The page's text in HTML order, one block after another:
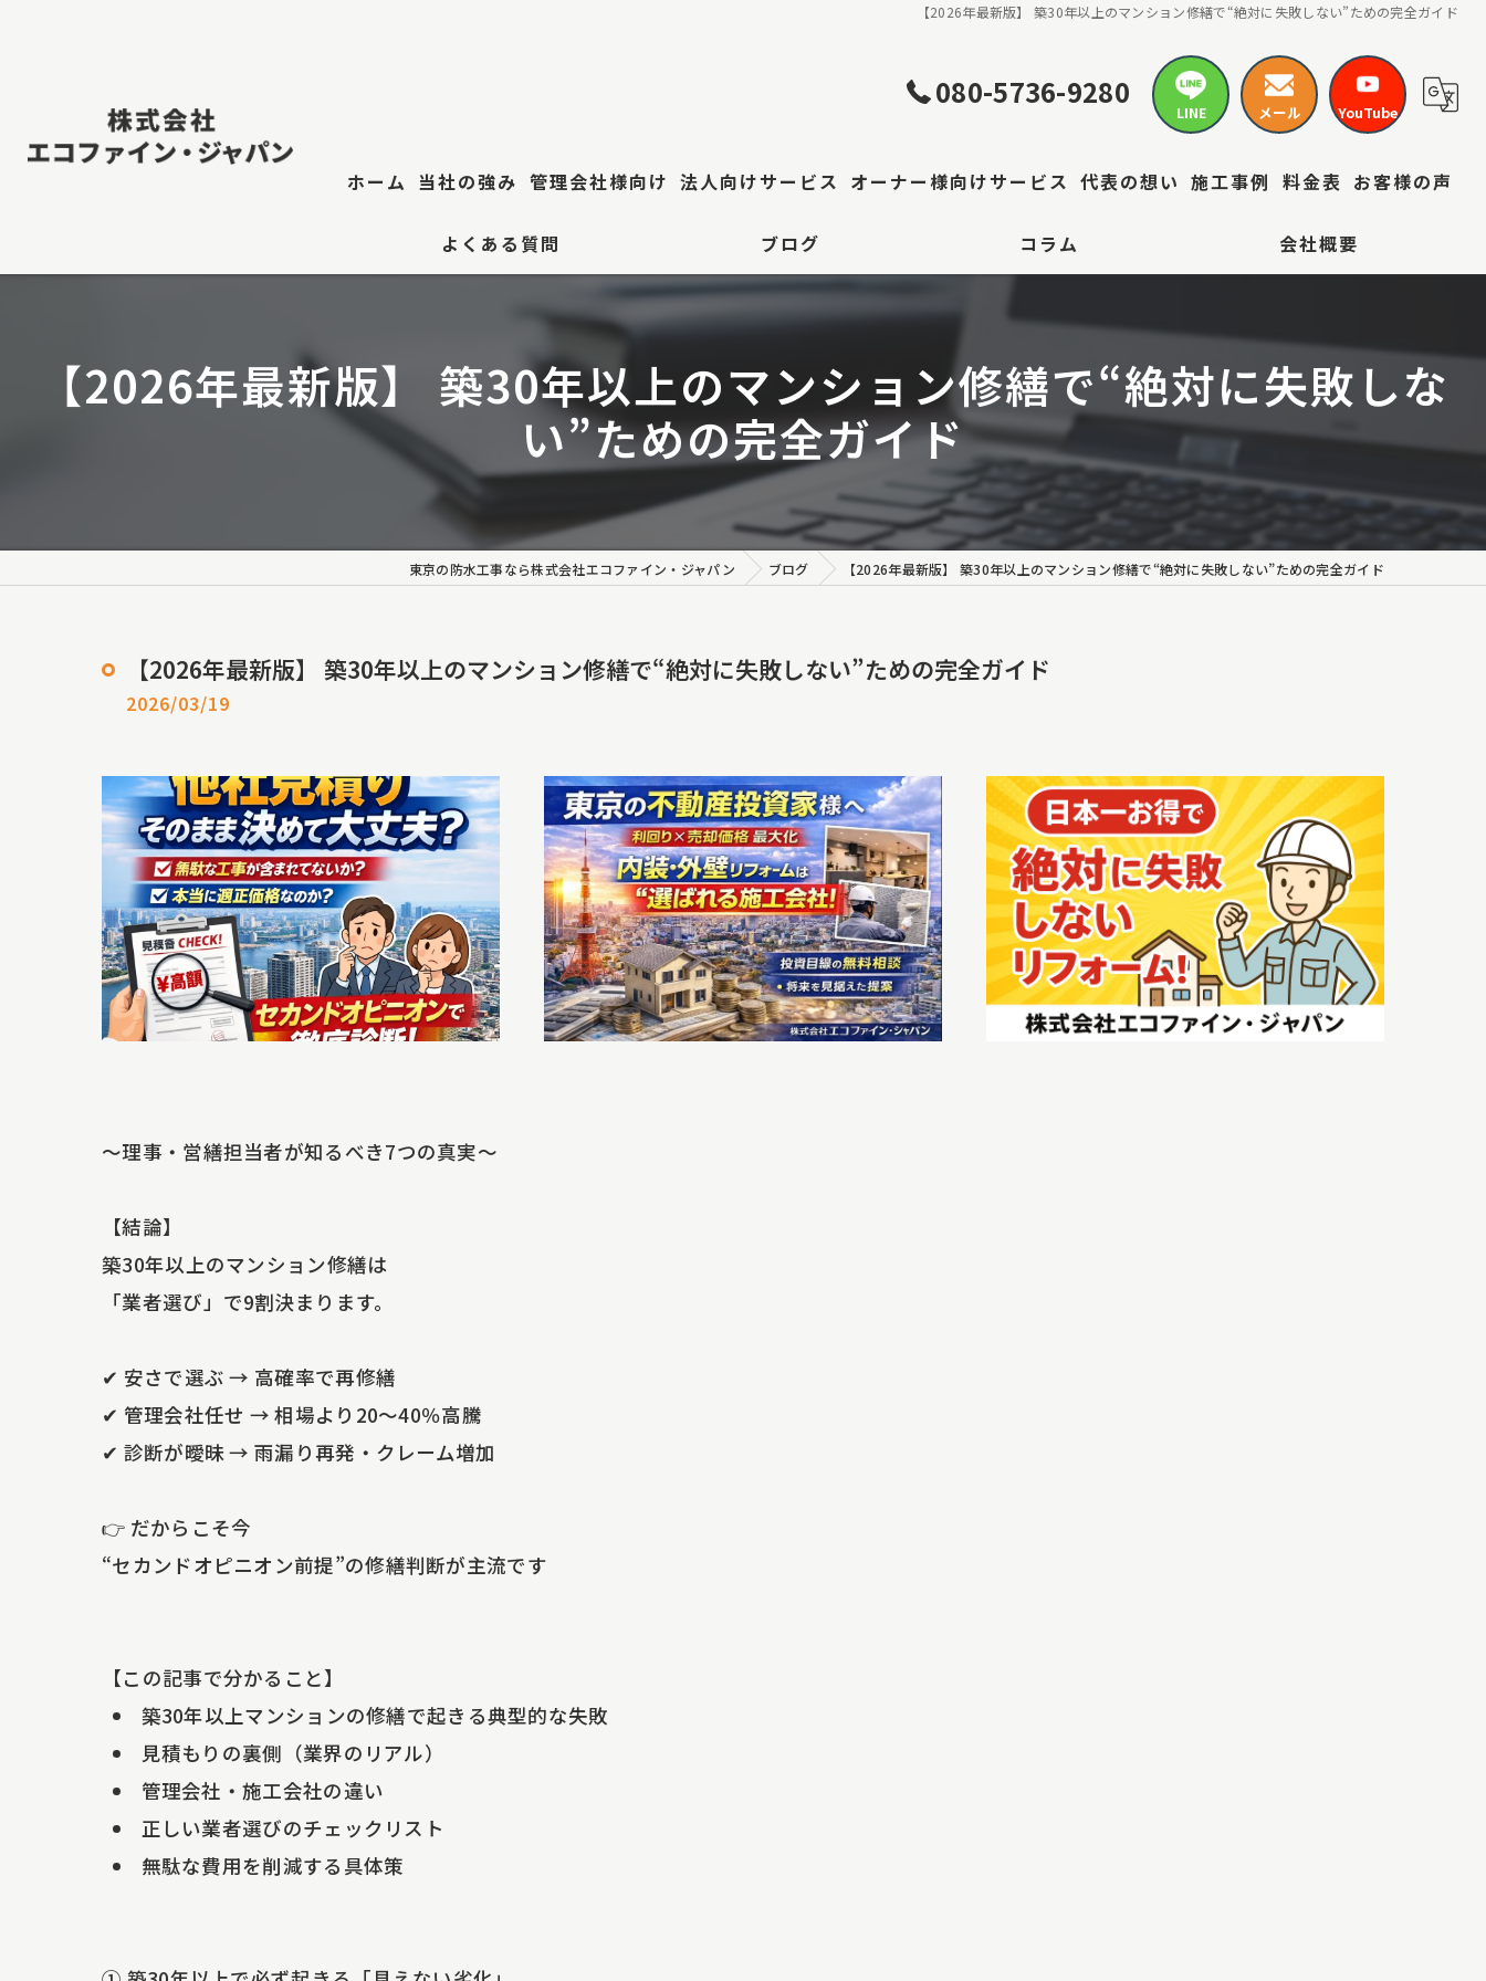
【2026年最新版】 築30年以上のマンション修繕で“絶対に失敗しない”ための完全ガイド
080-5736-9280
LINE メール YouTube
ホーム 当社の強み
雨漏り調査・原因特定
雨漏り調査報告書
屋根修理・屋根工事
外壁塗装
長尺シート工事
シーリング工事
雨樋工事
雨漏り復旧工事
内装塗装
管理会社様向け 法人向けサービス オーナー様向けサービス 代表の想い 施工事例 料金表 お客様の声
よくある質問 ブログ コラム 会社概要
【2026年最新版】 築30年以上のマンション修繕で“絶対に失敗しな
い”ための完全ガイド
東京の防水工事なら株式会社エコファイン・ジャパン ブログ 【2026年最新版】 築30年以上のマンション修繕で“絶対に失敗しない”ための完全ガイド
【2026年最新版】 築30年以上のマンション修繕で“絶対に失敗しない”ための完全ガイド
2026/03/19
〜理事・営繕担当者が知るべき7つの真実〜
【結論】
築30年以上のマンション修繕は
「業者選び」で9割決まります。
✔ 安さで選ぶ → 高確率で再修繕
✔ 管理会社任せ → 相場より20〜40％高騰
✔ 診断が曖昧 → 雨漏り再発・クレーム増加
👉 だからこそ今
“セカンドオピニオン前提”の修繕判断が主流です
【この記事で分かること】
築30年以上マンションの修繕で起きる典型的な失敗
見積もりの裏側（業界のリアル）
管理会社・施工会社の違い
正しい業者選びのチェックリスト
無駄な費用を削減する具体策